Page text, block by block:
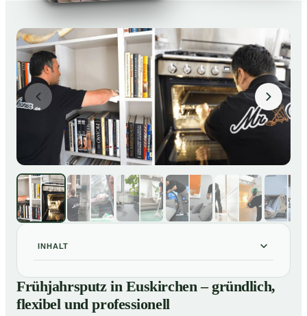
INHALT
01 Frühjahrsputz in Euskirchen – gründlich, flexibel und
professionell
Frühjahrsputz in Euskirchen – gründlich,
flexibel und professionell